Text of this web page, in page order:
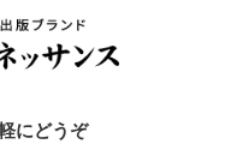
にどうぞ